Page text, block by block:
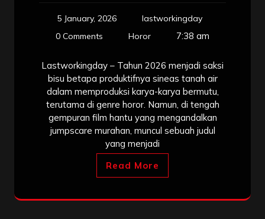
5 January, 2026
lastworkingday
0 Comments
Horor 7:38 am
Lastworkingday – Tahun 2026 menjadi saksi
bisu betapa produktifnya sineas tanah air
dalam memproduksi karya-karya bermutu,
terutama di genre horor. Namun, di tengah
gempuran film hantu yang mengandalkan
jumpscare murahan, muncul sebuah judul
yang menjadi
Read More